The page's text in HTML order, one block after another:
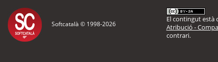
Softcatalà © 1998-2026
El contingut està
Atribució -
contrari.